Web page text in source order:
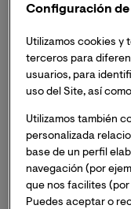
Universidades,
Migraciones,
Intervención
laMaestría En
Criminologíay del
Internacionalesde
investigación
¿Qué se entiende
Configuración
Utilizamos cookies y
terceros para
usuarios, para
uso del Site, así
Utilizamos también
personalizada
base de un perfil
navegación (por
que nos facilites
Puedes aceptar o